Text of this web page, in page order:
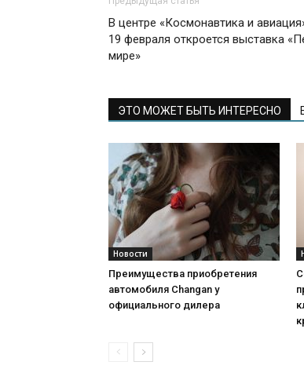
В центре «Космонавтика и
19 февраля откроется выставка
мире»
ЭТО МОЖЕТ БЫТЬ ИНТЕРЕСНО
Новости
Преимущества приобретения
автомобиля Changan у
официального дилера